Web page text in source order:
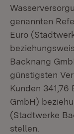
genannten
Euro
Backnang
günstigsten
Kunden 341,76
GmbH)
(Stadtwerke
stellen.